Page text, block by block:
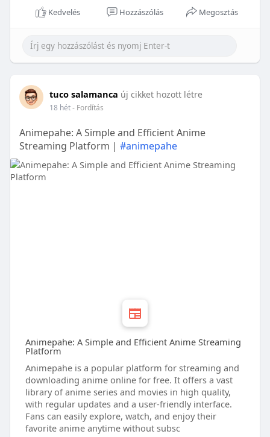
Kedvelés Hozzászólás Megosztás
tuco salamanca új cikket hozott létre
18 hét- Fordítás
Animepahe: A Simple and Efficient Anime
Streaming Platform | #animepahe
Animepahe: A Simple and Efficient Anime Streaming
Platform
Animepahe is a popular platform for streaming and
downloading anime online for free. It offers a vast
library of anime series and movies in high quality,
with regular updates and a user-friendly interface.
Fans can easily explore, watch, and enjoy their
favorite anime anytime without subsc